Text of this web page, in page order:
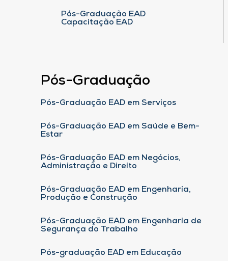
Pós-Graduação EAD
Capacitação EAD
Pós-Graduação
Pós-Graduação EAD em Serviços
Pós-Graduação EAD em Saúde e Bem-
Estar
Pós-Graduação EAD em Negócios,
Administração e Direito
Pós-Graduação EAD em Engenharia,
Produção e Construção
Pós-Graduação EAD em Engenharia de
Segurança do Trabalho
Pós-graduação EAD em Educação